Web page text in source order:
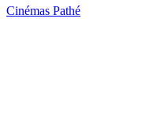
Cinémas Pathé